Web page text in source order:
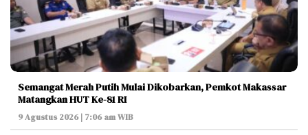
Semangat Merah Putih Mulai Dikobarkan, Pemkot Makassar
Matangkan HUT Ke-81 RI
9 Agustus 2026 | 7:06 am WIB